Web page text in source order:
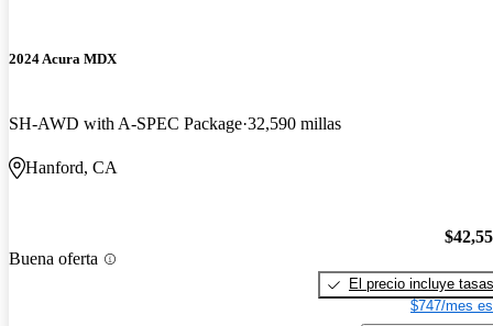
2024 Acura MDX
SH-AWD with A-SPEC Package 32,590 millas
Hanford, CA
Buena oferta
El precio incluye tasas
$747/mes